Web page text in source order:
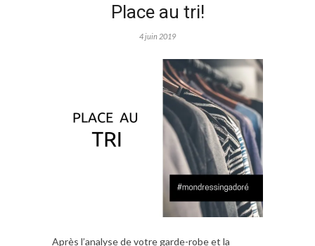
Place au tri!
4 juin 2019
Après l’analyse de votre garde-robe et la